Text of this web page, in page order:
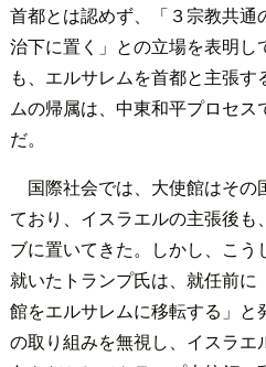
首都とは認めず、「３宗教共
治下に置く」との立場を表明し
も、エルサレムを首都と主張
ムの帰属は、中東和平プロセス
だ。
国際社会では、大使館はその
ており、イスラエルの主張後
ブに置いてきた。しかし、こ
就いたトランプ氏は、就任前に
館をエルサレムに移転する」
の取り組みを無視し、イスラ